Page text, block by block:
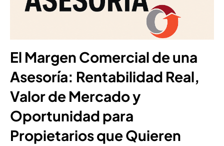
El Margen Comercial de una
Asesoría: Rentabilidad Real,
Valor de Mercado y
Oportunidad para
Propietarios que Quieren